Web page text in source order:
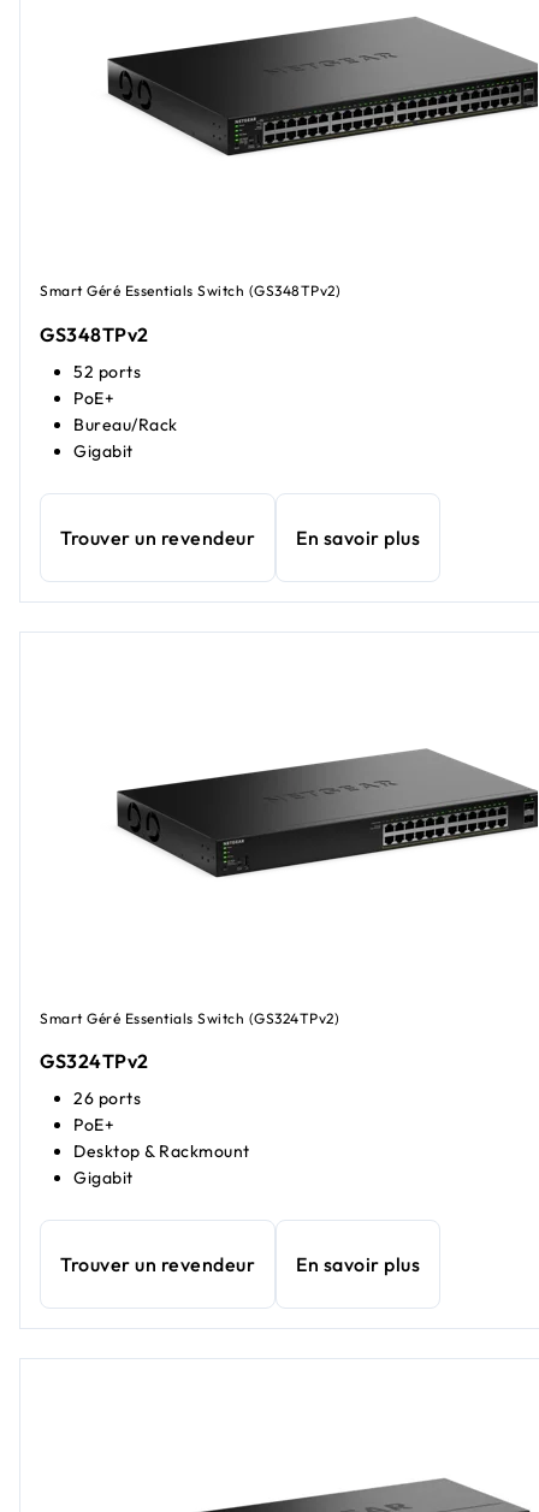
Smart Géré Essentials Switch (GS348TPv2)
GS348TPv2
52 ports
PoE+
Bureau/Rack
Gigabit
Trouver un revendeur En savoir plus
Smart Géré Essentials Switch (GS324TPv2)
GS324TPv2
26 ports
PoE+
Desktop & Rackmount
Gigabit
Trouver un revendeur En savoir plus